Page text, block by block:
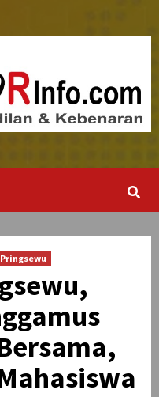
Pringsewu